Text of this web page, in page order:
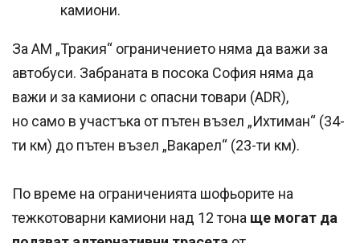
камиони.
За АМ „Тракия“ ограничението няма да важи за
автобуси. Забраната в посока София няма да
важи и за камиони с опасни товари (ADR),
но само в участъка от пътен възел „Ихтиман“ (34-
ти км) до пътен възел „Вакарел“ (23-ти км).
По време на ограниченията шофьорите на
тежкотоварни камиони над 12 тона ще могат да